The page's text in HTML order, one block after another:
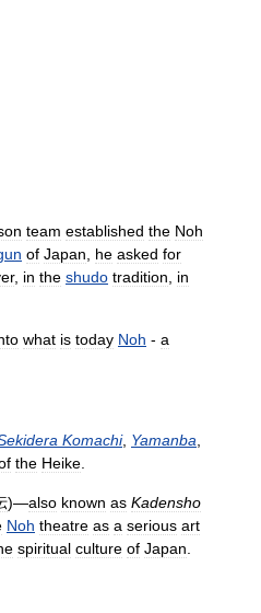
team established the Noh
of Japan he asked for
, in the shudo tradition
in
what is today Noh - a
Komachi, Yamanba
the Heike
)—also known as Kadensho
Noh theatre as a serious art
spiritual culture of Japan